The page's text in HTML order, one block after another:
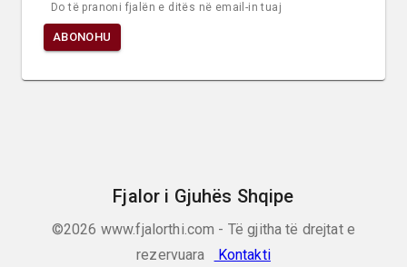
Do të pranoni fjalën e ditës në email-in tuaj
ABONOHU
Fjalor i Gjuhës Shqipe
©2026 www.fjalorthi.com - Të gjitha të drejtat e
rezervuara
Kontakti